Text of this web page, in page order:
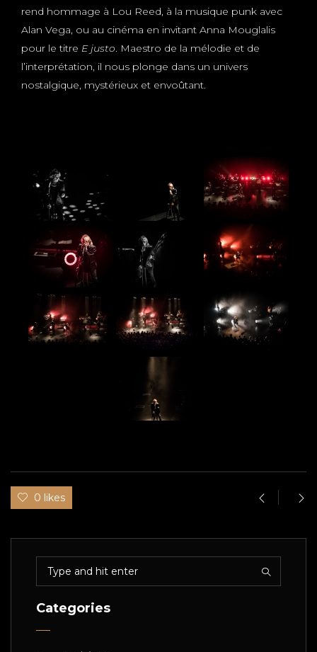
rend hommage à Lou Reed, à la musique punk avec
Alan Vega, ou au cinéma en invitant Anna Mouglalis
pour le titre E justo. Maestro de la mélodie et de
l’interprétation, il nous plonge dans un univers
nostalgique, mystérieux et envoûtant.
0 likes
Categories